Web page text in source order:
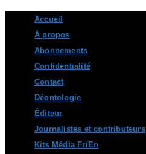
content
Accueil
À propos
Abonnements
Confidentialité
Contact
Déontologie
Éditeur
Journalistes et contributeurs
Kits Média Fr/En